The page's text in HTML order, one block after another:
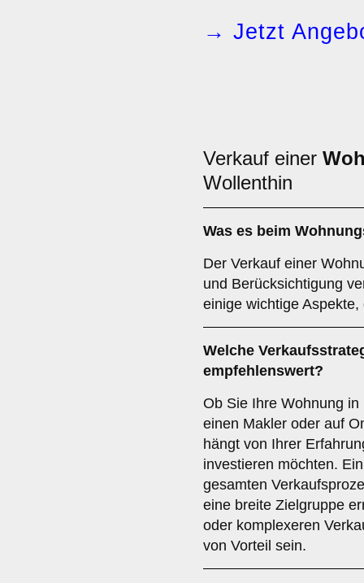
→ Jetzt
Verkauf einer
Wollenthin
Was es beim
Der Verkauf einer
und Berücksichtigung
einige wichtige
Welche
empfehlenswert?
Ob Sie Ihre Wohnung
einen Makler oder auf
hängt von Ihrer
investieren möchten.
gesamten
eine breite Zielgruppe
oder komplexeren
von Vorteil sein.